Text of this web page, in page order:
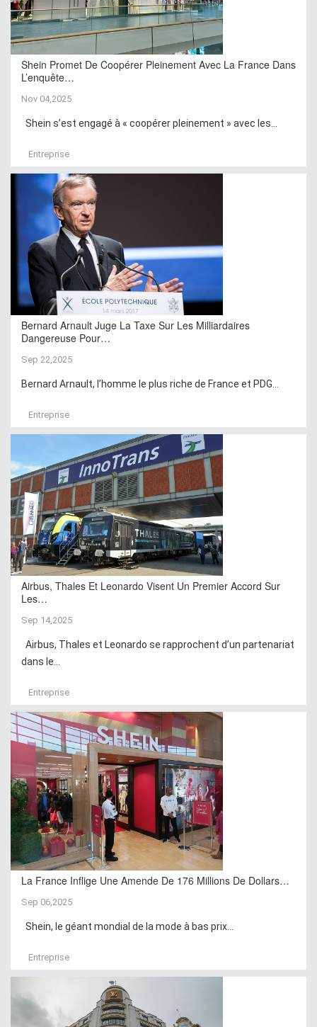
Shein Promet De Coopérer Pleinement Avec La France Dans
L’enquête…
Nov 04,2025
Shein s’est engagé à « coopérer pleinement » avec les...
Entreprise
Bernard Arnault Juge La Taxe Sur Les Milliardaires
Dangereuse Pour…
Sep 22,2025
Bernard Arnault, l’homme le plus riche de France et PDG...
Entreprise
Airbus, Thales Et Leonardo Visent Un Premier Accord Sur
Les…
Sep 14,2025
Airbus, Thales et Leonardo se rapprochent d’un partenariat
dans le...
Entreprise
La France Inflige Une Amende De 176 Millions De Dollars…
Sep 06,2025
Shein, le géant mondial de la mode à bas prix...
Entreprise